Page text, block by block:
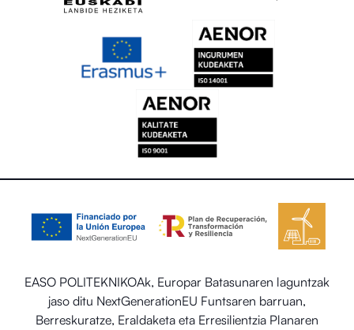
EASO POLITEKNIKOAk, Europar Batasunaren laguntzak
jaso ditu NextGenerationEU Funtsaren barruan,
Berreskuratze, Eraldaketa eta Erresilientzia Planaren